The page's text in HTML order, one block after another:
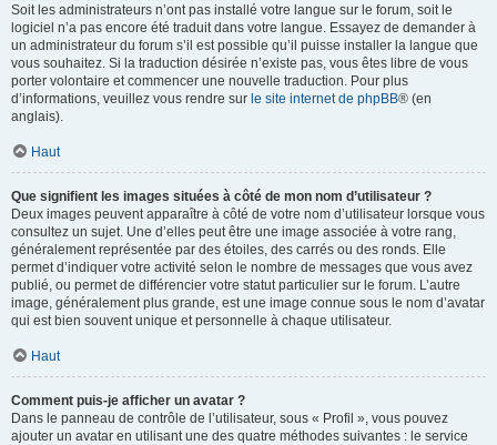
Soit les administrateurs n’ont pas installé votre langue sur le forum, soit le
logiciel n’a pas encore été traduit dans votre langue. Essayez de demander à
un administrateur du forum s’il est possible qu’il puisse installer la langue que
vous souhaitez. Si la traduction désirée n’existe pas, vous êtes libre de vous
porter volontaire et commencer une nouvelle traduction. Pour plus
d’informations, veuillez vous rendre sur le site internet de phpBB® (en
anglais).
Haut
Que signifient les images situées à côté de mon nom d’utilisateur ?
Deux images peuvent apparaître à côté de votre nom d’utilisateur lorsque vous
consultez un sujet. Une d’elles peut être une image associée à votre rang,
généralement représentée par des étoiles, des carrés ou des ronds. Elle
permet d’indiquer votre activité selon le nombre de messages que vous avez
publié, ou permet de différencier votre statut particulier sur le forum. L’autre
image, généralement plus grande, est une image connue sous le nom d’avatar
qui est bien souvent unique et personnelle à chaque utilisateur.
Haut
Comment puis-je afficher un avatar ?
Dans le panneau de contrôle de l’utilisateur, sous « Profil », vous pouvez
ajouter un avatar en utilisant une des quatre méthodes suivantes : le service